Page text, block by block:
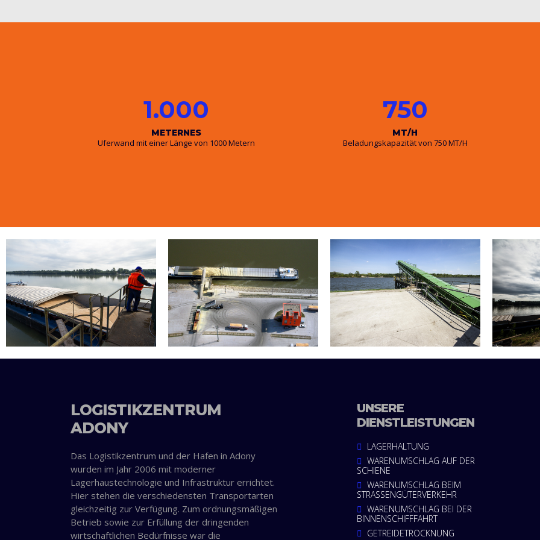
1.000
METERNES
Uferwand mit einer Länge von 1000 Metern
750
MT/H
Beladungskapazität von 750 MT/H
LOGISTIKZENTRUM
ADONY
Das Logistikzentrum und der Hafen in Adony
wurden im Jahr 2006 mit moderner
Lagerhaustechnologie und Infrastruktur errichtet.
Hier stehen die verschiedensten Transportarten
gleichzeitig zur Verfügung. Zum ordnungsmäßigen
Betrieb sowie zur Erfüllung der dringenden
wirtschaftlichen Bedürfnisse war die
UNSERE
DIENSTLEISTUNGEN
LAGERHALTUNG
WARENUMSCHLAG AUF DER
SCHIENE
WARENUMSCHLAG BEIM
STRASSENGÜTERVERKEHR
WARENUMSCHLAG BEI DER
BINNENSCHIFFFAHRT
GETREIDETROCKNUNG